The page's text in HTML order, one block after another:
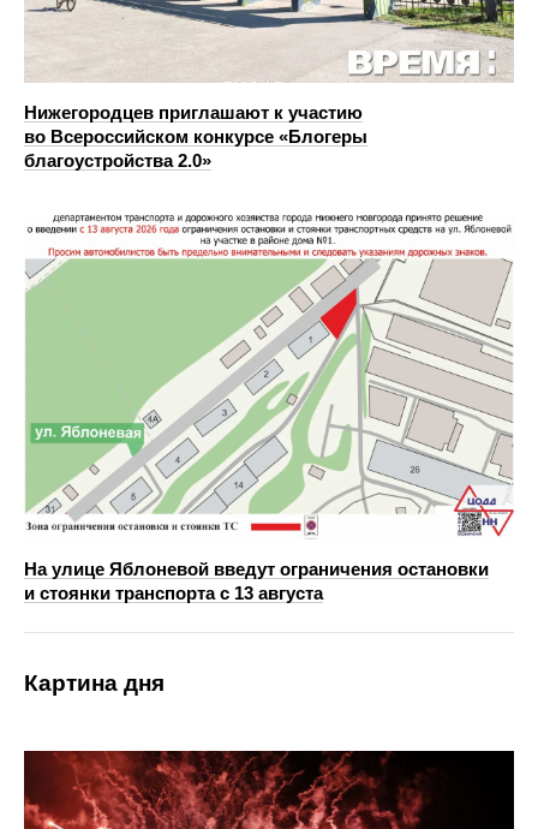
Нижегородцев приглашают к участию
во Всероссийском конкурсе «Блогеры
благоустройства 2.0»
На улице Яблоневой введут ограничения остановки
и стоянки транспорта с 13 августа
Картина дня